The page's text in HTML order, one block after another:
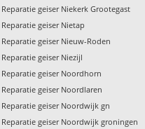
Reparatie geiser Niekerk Grootegast
Reparatie geiser Nietap
Reparatie geiser Nieuw-Roden
Reparatie geiser Niezijl
Reparatie geiser Noordhorn
Reparatie geiser Noordlaren
Reparatie geiser Noordwijk gn
Reparatie geiser Noordwijk groningen